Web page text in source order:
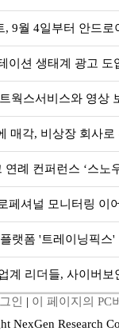
, 9월 4일부터 안드로
이션 생태계 광고 도
웍스서비스와 영상
매각, 비상장 회사로
연례 컨퍼런스 ‘스노
페셔널 모니터링 이어
랫폼 '트레이닝픽스'
춤형 훈련 지원 확대
계 리더들, 사이버보
인 | 이 페이지의 PC
NexGen Research